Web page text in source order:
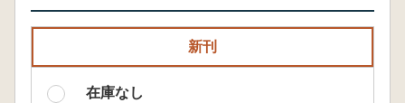
新刊
在庫なし